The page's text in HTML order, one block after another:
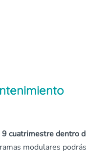
cuatrimestre dentro
modulares podrás